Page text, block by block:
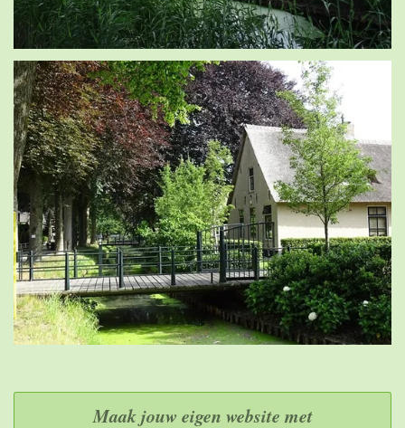
Maak jouw eigen website met